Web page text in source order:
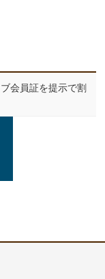
会員証を提示で割